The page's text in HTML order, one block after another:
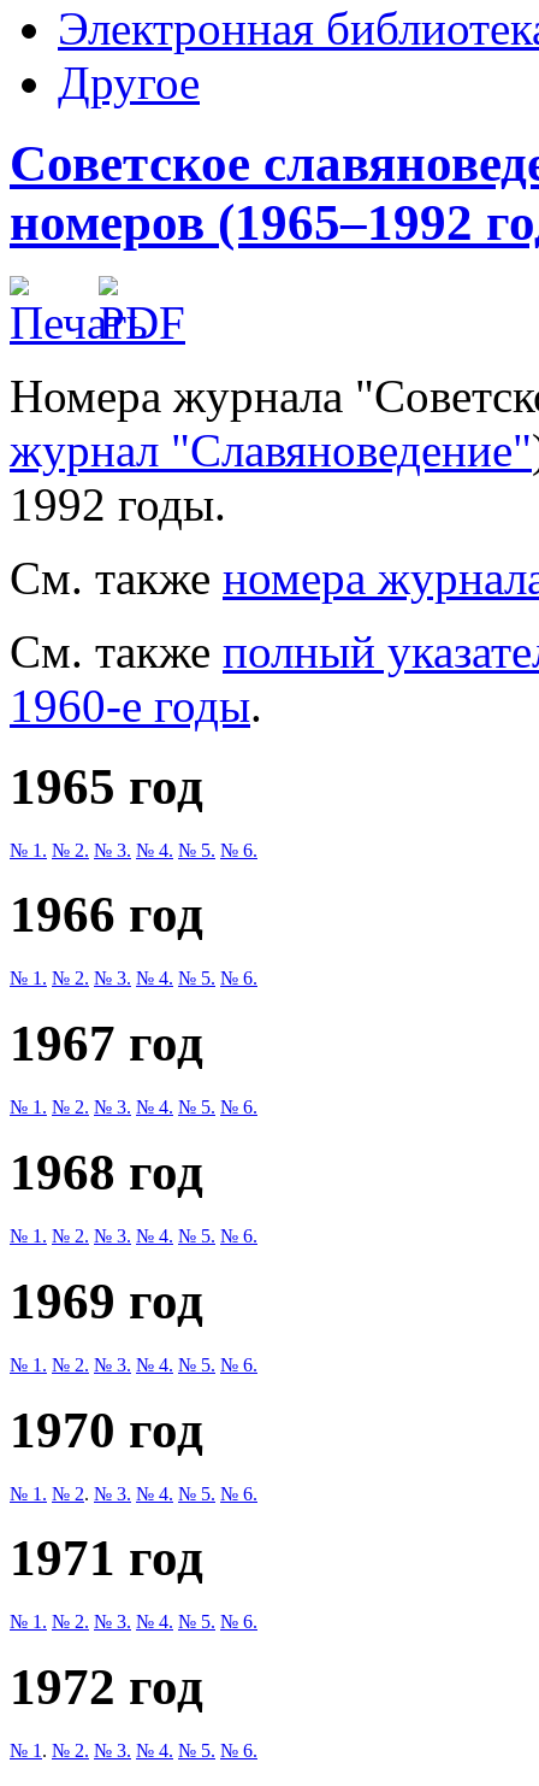
Электронная
Другое
Советское
номеров (1965–1992
Номера журнала
журнал "Славяноведение"
1992 годы.
См. также номера
См. также полный
1960-е годы.
1965 год
№ 1. № 2. № 3. № 4. № 5. № 6.
1966 год
№ 1. № 2. № 3. № 4. № 5. № 6.
1967 год
№ 1. № 2. № 3. № 4. № 5. № 6.
1968 год
№ 1. № 2. № 3. № 4. № 5. № 6.
1969 год
№ 1. № 2. № 3. № 4. № 5. № 6.
1970 год
№ 1. № 2. № 3. № 4. № 5. № 6.
1971 год
№ 1. № 2. № 3. № 4. № 5. № 6.
1972 год
№ 1 . № 2. № 3. № 4. № 5. № 6.